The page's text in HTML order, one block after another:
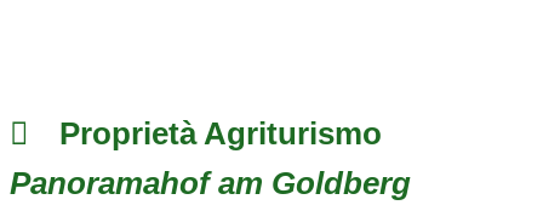
Proprietà Agriturismo
Panoramahof am Goldberg